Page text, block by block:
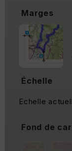
Marges
Échelle
Echelle
Fond de